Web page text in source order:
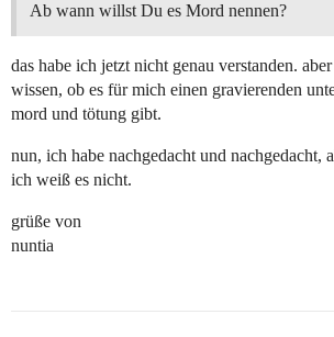
Ab wann willst Du es Mord nennen?
das habe ich jetzt nicht genau verstanden.
wissen, ob es für mich einen gravierenden
mord und tötung gibt.
nun, ich habe nachgedacht und nachgedacht,
ich weiß es nicht.
grüße von
nuntia